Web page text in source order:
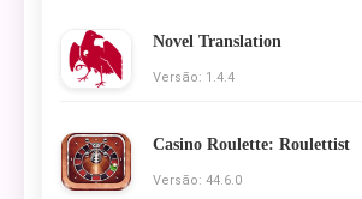
Novel Translation
Versão: 1.4.4
Casino Roulette: Roulettist
Versão: 44.6.0